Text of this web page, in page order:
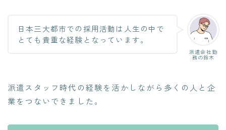
派遣会社勤
務の鈴木
日本三大都市での採用活動は人生の中で
とても貴重な経験となっています。
派遣スタッフ時代の経験を活かしながら多くの人と企
業をつないできました。